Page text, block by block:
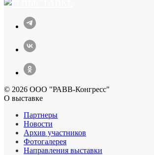
© 2026 ООО "РАВВ-Конгресс"
О выставке
Партнеры
Новости
Архив участников
Фотогалерея
Направления выставки